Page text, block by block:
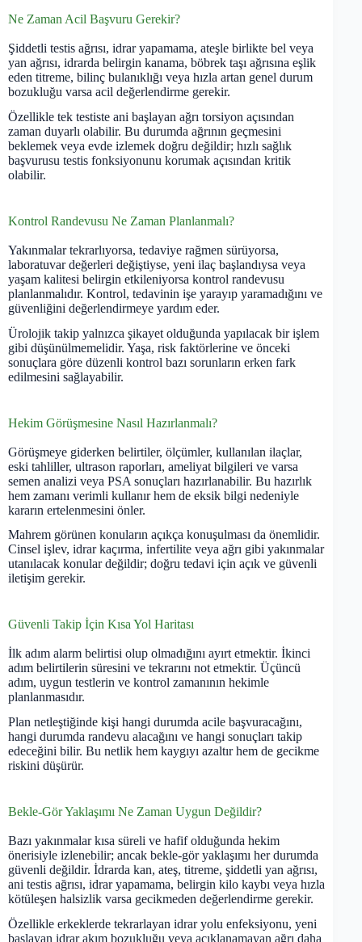
Ne Zaman Acil Başvuru Gerekir?
Şiddetli testis ağrısı, idrar yapamama, ateşle birlikte bel veya
yan ağrısı, idrarda belirgin kanama, böbrek taşı ağrısına eşlik
eden titreme, bilinç bulanıklığı veya hızla artan genel durum
bozukluğu varsa acil değerlendirme gerekir.
Özellikle tek testiste ani başlayan ağrı torsiyon açısından
zaman duyarlı olabilir. Bu durumda ağrının geçmesini
beklemek veya evde izlemek doğru değildir; hızlı sağlık
başvurusu testis fonksiyonunu korumak açısından kritik
olabilir.
Kontrol Randevusu Ne Zaman Planlanmalı?
Yakınmalar tekrarlıyorsa, tedaviye rağmen sürüyorsa,
laboratuvar değerleri değiştiyse, yeni ilaç başlandıysa veya
yaşam kalitesi belirgin etkileniyorsa kontrol randevusu
planlanmalıdır. Kontrol, tedavinin işe yarayıp yaramadığını ve
güvenliğini değerlendirmeye yardım eder.
Ürolojik takip yalnızca şikayet olduğunda yapılacak bir işlem
gibi düşünülmemelidir. Yaşa, risk faktörlerine ve önceki
sonuçlara göre düzenli kontrol bazı sorunların erken fark
edilmesini sağlayabilir.
Hekim Görüşmesine Nasıl Hazırlanmalı?
Görüşmeye giderken belirtiler, ölçümler, kullanılan ilaçlar,
eski tahliller, ultrason raporları, ameliyat bilgileri ve varsa
semen analizi veya PSA sonuçları hazırlanabilir. Bu hazırlık
hem zamanı verimli kullanır hem de eksik bilgi nedeniyle
kararın ertelenmesini önler.
Mahrem görünen konuların açıkça konuşulması da önemlidir.
Cinsel işlev, idrar kaçırma, infertilite veya ağrı gibi yakınmalar
utanılacak konular değildir; doğru tedavi için açık ve güvenli
iletişim gerekir.
Güvenli Takip İçin Kısa Yol Haritası
İlk adım alarm belirtisi olup olmadığını ayırt etmektir. İkinci
adım belirtilerin süresini ve tekrarını not etmektir. Üçüncü
adım, uygun testlerin ve kontrol zamanının hekimle
planlanmasıdır.
Plan netleştiğinde kişi hangi durumda acile başvuracağını,
hangi durumda randevu alacağını ve hangi sonuçları takip
edeceğini bilir. Bu netlik hem kaygıyı azaltır hem de gecikme
riskini düşürür.
Bekle-Gör Yaklaşımı Ne Zaman Uygun Değildir?
Bazı yakınmalar kısa süreli ve hafif olduğunda hekim
önerisiyle izlenebilir; ancak bekle-gör yaklaşımı her durumda
güvenli değildir. İdrarda kan, ateş, titreme, şiddetli yan ağrısı,
ani testis ağrısı, idrar yapamama, belirgin kilo kaybı veya hızla
kötüleşen halsizlik varsa gecikmeden değerlendirme gerekir.
Özellikle erkeklerde tekrarlayan idrar yolu enfeksiyonu, yeni
başlayan idrar akım bozukluğu veya açıklanamayan ağrı daha